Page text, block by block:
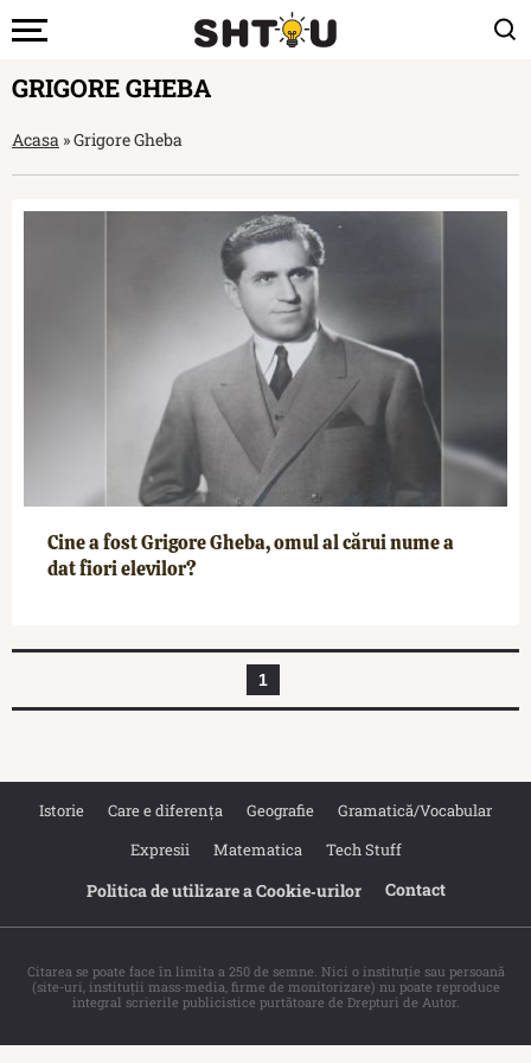
GRIGORE GHEBA
Acasa »Grigore Gheba
Cine a fost Grigore Gheba, omul al cărui nume a
dat fiori elevilor?
1
Istorie Care e diferența Geografie
Gramatică/Vocabular
Expresii
Matematica Tech Stuff
Politica de utilizare a Cookie‐urilor Contact
Citarea se poate face în limita a 250 de semne. Nici o instituţie sau persoană
(site-uri, instituţii mass-media, firme de monitorizare) nu poate reproduce
integral scrierile publicistice purtătoare de Drepturi de Autor.